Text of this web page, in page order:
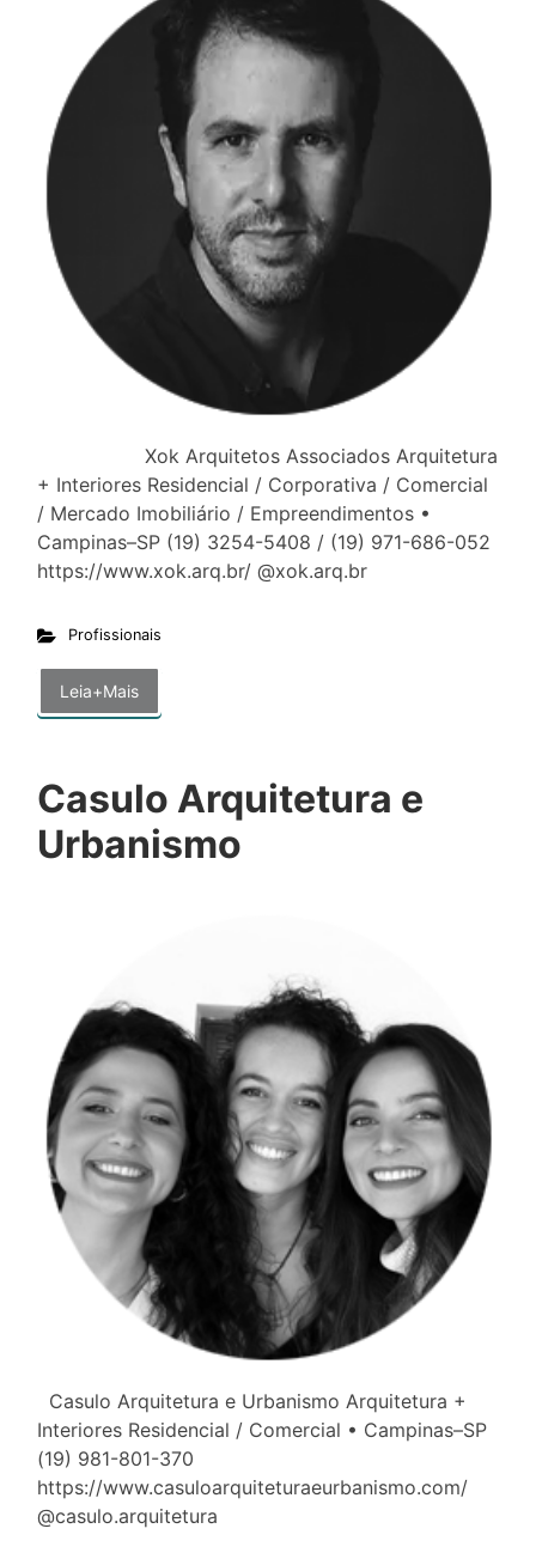
Xok Arquitetos Associados Arquitetura
+ Interiores Residencial / Corporativa / Comercial
/ Mercado Imobiliário / Empreendimentos •
Campinas–SP (19) 3254-5408 / (19) 971-686-052
https://www.xok.arq.br/ @xok.arq.br
Profissionais
Leia+Mais
Casulo Arquitetura e
Urbanismo
Casulo Arquitetura e Urbanismo Arquitetura +
Interiores Residencial / Comercial • Campinas–SP
(19) 981-801-370
https://www.casuloarquiteturaeurbanismo.com/
@casulo.arquitetura